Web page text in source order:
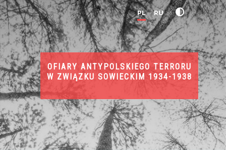
PL RU
OFIARY ANTYPOLSKIEGO TERRORU
W ZWIĄZKU SOWIECKIM 1934-1938